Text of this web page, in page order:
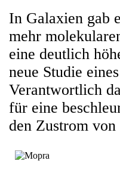
In Galaxien gab
mehr
eine deutlich
neue Studie
Verantwortlich
für eine
den Zustrom